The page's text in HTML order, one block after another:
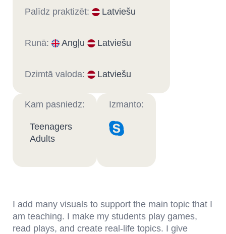
Palīdz praktizēt: Latviešu
Runā: Angļu Latviešu
Dzimtā valoda: Latviešu
Kam pasniedz:
Teenagers
Adults
Izmanto:
I add many visuals to support the main topic that I
am teaching. I make my students play games,
read plays, and create real-life topics. I give